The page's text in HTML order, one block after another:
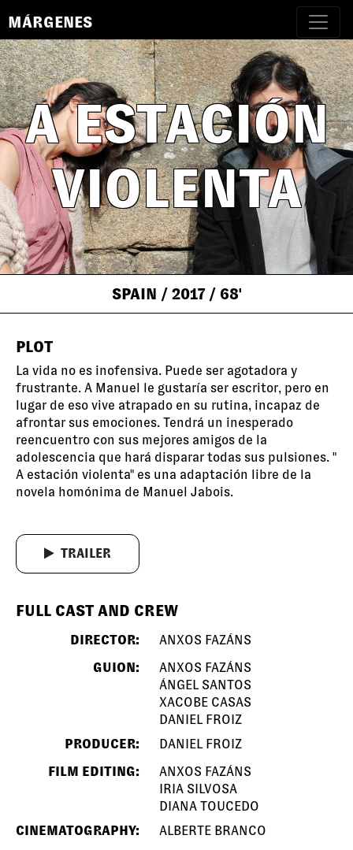
MÁRGENES
A ESTACIÓN
VIOLENTA
SPAIN / 2017 / 68'
PLOT
La vida no es inofensiva. Puede ser agotadora y
frustrante. A Manuel le gustaría ser escritor, pero en
lugar de eso vive atrapado en su rutina, incapaz de
afrontar sus emociones. Tendrá un inesperado
reencuentro con sus mejores amigos de la
adolescencia que hará disparar todas sus pulsiones. "
A estación violenta" es una adaptación libre de la
novela homónima de Manuel Jabois.
TRAILER
FULL CAST AND CREW
DIRECTOR:
ANXOS FAZÁNS
GUION:
ANXOS FAZÁNS
ÁNGEL SANTOS
XACOBE CASAS
DANIEL FROIZ
PRODUCER:
DANIEL FROIZ
FILM EDITING:
ANXOS FAZÁNS
IRIA SILVOSA
DIANA TOUCEDO
CINEMATOGRAPHY:
ALBERTE BRANCO